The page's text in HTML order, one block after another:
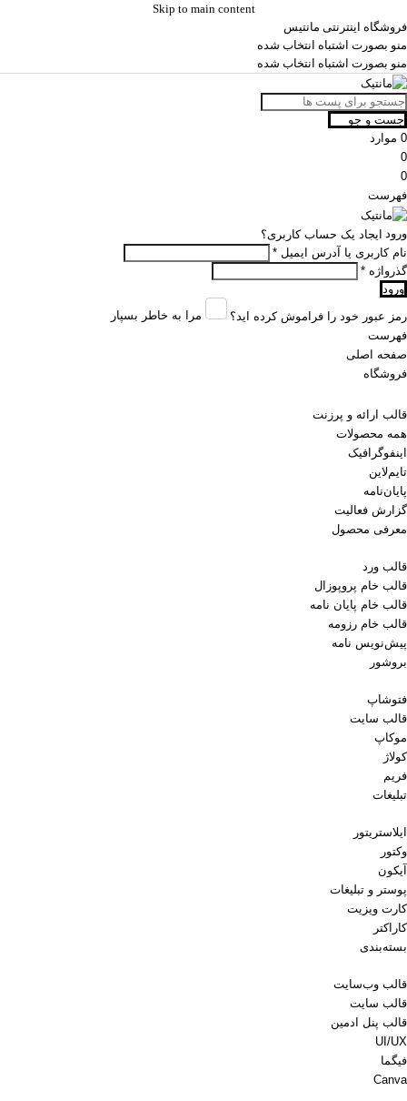
Skip to main content
فروشگاه اینترنتی مانتیس
منو بصورت اشتباه انتخاب شده
منو بصورت اشتباه انتخاب شده
جست و جو
0 موارد
0
0
فهرست
ورود ایجاد یک حساب کاربری؟
نام کاربری یا آدرس ایمیل *
گذرواژه *
ورود
رمز عبور خود را فراموش کرده اید؟
مرا به خاطر بسپار
فهرست
صفحه اصلی
فروشگاه
قالب ارائه و پرزنت
همه محصولات
اینفوگرافیک
تایم‌لاین
پایان‌نامه
گزارش فعالیت
معرفی محصول
قالب ورد
قالب خام پروپوزال
قالب خام پایان نامه
قالب خام رزومه
پیش‌نویس نامه
بروشور
فتوشاپ
قالب سایت
موکاپ
کولاژ
فریم
تبلیغات
ایلاستریتور
وکتور
آیکون
پوستر و تبلیغات
کارت ویزیت
کاراکتر
بسته‌بندی
قالب وب‌سایت
قالب‌ سایت
قالب پنل ادمین
UI/UX
فیگما
Canva